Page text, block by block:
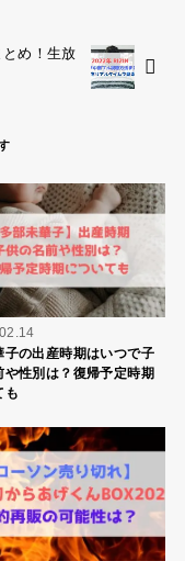
とめ！生放
子の出産時期はいつで子
や性別は？復帰予定時期
も